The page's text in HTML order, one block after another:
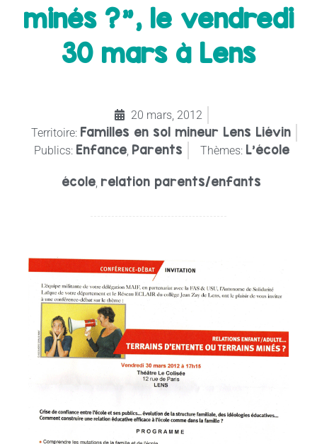
minés ?", le vendredi
30 mars à Lens
20 mars, 2012
Territoire: Familles en sol mineur Lens Liévin
Publics: Enfance, Parents Thèmes: L'école
école relation parents/enfants